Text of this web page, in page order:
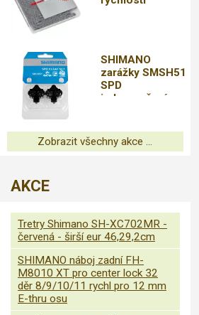
SHIMANO
zarážky SMSH51
SPD
jednosměrné
Zobrazit všechny akce ...
AKCE
Tretry Shimano SH-XC702MR -
červená - širší eur 46,29,2cm
SHIMANO náboj zadní FH-
M8010 XT pro center lock 32
děr 8/9/10/11 rychl pro 12 mm
E-thru osu